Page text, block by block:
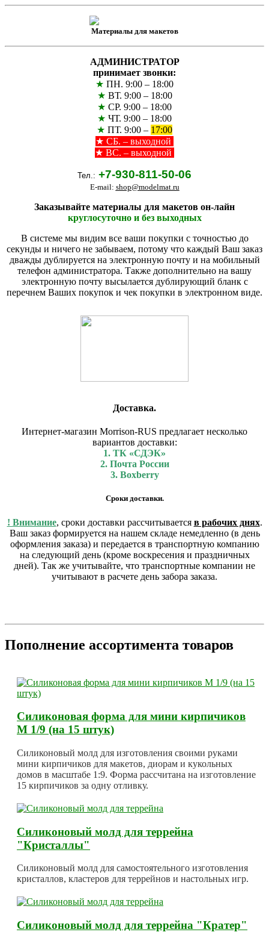
Материалы для макетов
АДМИНИСТРАТОР
принимает звонки:
★ ПН. 9:00 – 18:00
★ ВТ. 9:00 – 18:00
★ СР. 9:00 – 18:00
★ ЧТ. 9:00 – 18:00
★ ПТ. 9:00 – 17:00
★ СБ. – выходной
★ ВС. – выходной
Тел.: +7-930-811-50-06
E-mail: shop@modelmat.ru
Заказывайте материалы для макетов он-лайн
круглосуточно и без выходных
В системе мы видим все ваши покупки с точностью до
секунды и ничего не забываем, потому что каждый Ваш заказ
дважды дублируется на электронную почту и на мобильный
телефон администратора. Также дополнительно на вашу
электронную почту высылается дублирующий бланк с
перечнем Ваших покупок и чек покупки в электронном виде.
Доставка.
Интернет-магазин Morrison-RUS предлагает несколько
вариантов доставки:
1. ТК «СДЭК»
2. Почта России
3. Boxberry
Сроки доставки.
! Внимание, сроки доставки рассчитывается в рабочих днях.
Ваш заказ формируется на нашем складе немедленно (в день
оформления заказа) и передается в транспортную компанию
на следующий день (кроме воскресения и праздничных
дней). Так же учитывайте, что транспортные компании не
учитывают в расчете день забора заказа.
Пополнение ассортимента товаров
Силиконовая форма для мини кирпичиков
М 1/9 (на 15 штук)
Силиконовый молд для изготовления своими руками
мини кирпичиков для макетов, диорам и кукольных
домов в масштабе 1:9. Форма рассчитана на изготовление
15 кирпичиков за одну отливку.
Силиконовый молд для террейна
"Кристаллы"
Силиконовый молд для самостоятельного изготовления
кристаллов, кластеров для террейнов и настольных игр.
Силиконовый молд для террейна "Кратер"